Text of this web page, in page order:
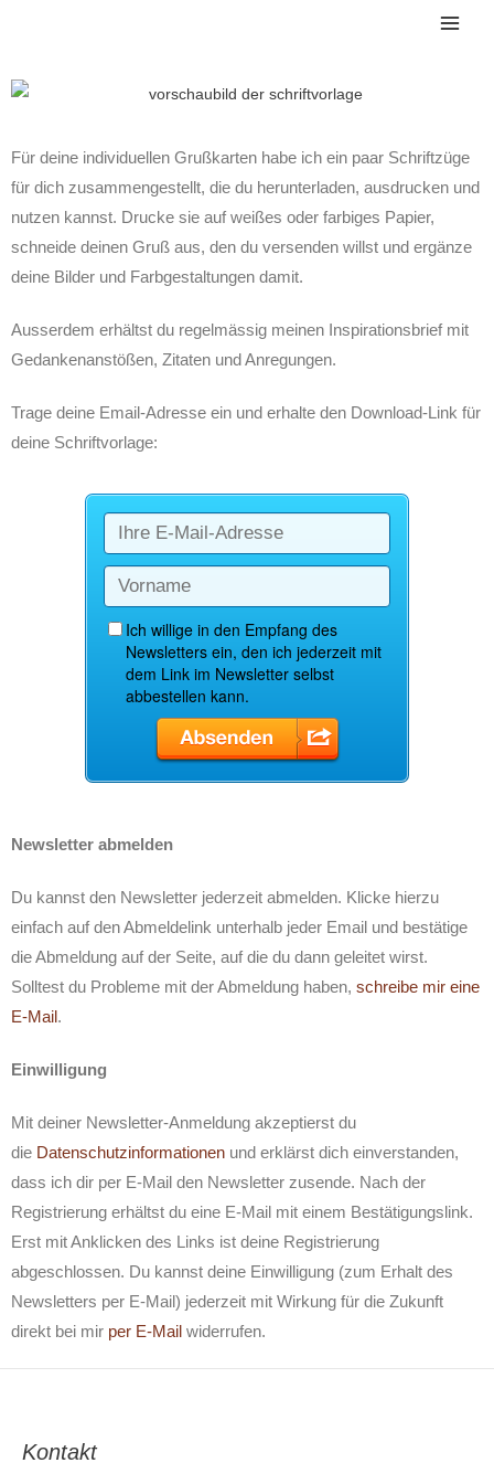
Für deine individuellen Grußkarten habe ich ein paar Schriftzüge
für dich zusammengestellt, die du herunterladen, ausdrucken und
nutzen kannst. Drucke sie auf weißes oder farbiges Papier,
schneide deinen Gruß aus, den du versenden willst und ergänze
deine Bilder und Farbgestaltungen damit.
Ausserdem erhältst du regelmässig meinen Inspirationsbrief mit
Gedankenanstößen, Zitaten und Anregungen.
Trage deine Email-Adresse ein und erhalte den Download-Link für
deine Schriftvorlage:
Newsletter abmelden
Du kannst den Newsletter jederzeit abmelden. Klicke hierzu
einfach auf den Abmeldelink unterhalb jeder Email und bestätige
die Abmeldung auf der Seite, auf die du dann geleitet wirst.
Solltest du Probleme mit der Abmeldung haben, schreibe mir eine
E-Mail.
Einwilligung
Mit deiner Newsletter-Anmeldung akzeptierst du
die Datenschutzinformationen und erklärst dich einverstanden,
dass ich dir per E-Mail den Newsletter zusende. Nach der
Registrierung erhältst du eine E-Mail mit einem Bestätigungslink.
Erst mit Anklicken des Links ist deine Registrierung
abgeschlossen. Du kannst deine Einwilligung (zum Erhalt des
Newsletters per E-Mail) jederzeit mit Wirkung für die Zukunft
direkt bei mir per E-Mail widerrufen.
Kontakt